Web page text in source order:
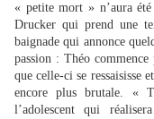
« petite mort » n’aura
Drucker qui prend une
baignade qui annonce
passion : Théo
que celle-ci se ressaisisse
encore plus brutale. «
l’adolescent qui